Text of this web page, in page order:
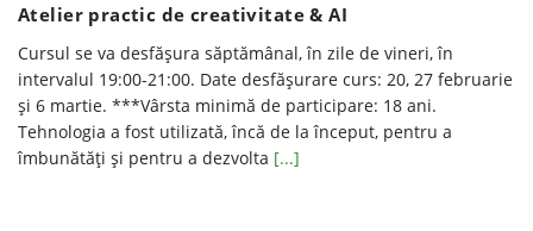
Atelier practic de creativitate & AI
Cursul se va desfăşura săptămânal, în zile de vineri, în
intervalul 19:00-21:00. Date desfăşurare curs: 20, 27 februarie
şi 6 martie. ***Vârsta minimă de participare: 18 ani.
Tehnologia a fost utilizată, încă de la început, pentru a
îmbunătăți și pentru a dezvolta [...]